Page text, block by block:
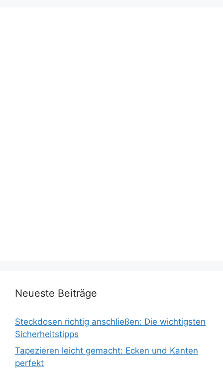
Neueste Beiträge
Steckdosen richtig anschließen: Die wichtigsten
Sicherheitstipps
Tapezieren leicht gemacht: Ecken und Kanten
perfekt